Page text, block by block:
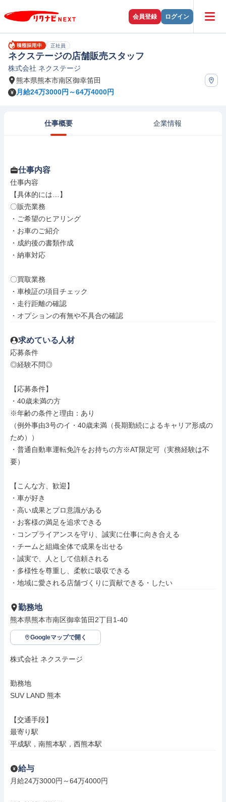
会員登録 ログイン
正社員
ネクステージの店舗販売スタッフ
株式会社 ネクステージ
熊本県熊本市南区御幸笛田
月給24万3000円～64万4000円
仕事概要 企業情報
仕事内容
仕事内容
【具体的には…】
〇販売業務
・ご希望のヒアリング
・お車のご紹介
・成約後の書類作成
・納車対応
〇買取業務
・車検証の項目チェック
・走行距離の確認
・オプションの有無や不具合の確認
求めている人材
応募条件
◎経験不問◎
【応募条件】
・40歳未満の方
※年齢の条件と理由：あり
（例外事由3号のイ・40歳未満（長期勤続によるキャリア形成の
ため））
・普通自動車運転免許をお持ちの方※AT限定可（実務経験は不
要）
【こんな方、歓迎】
・車が好き
・高い成果とプロ意識がある
・お客様の満足を追求できる
・コンプライアンスを守り、誠実に仕事に向き合える
・チームと組織全体で成果を出せる
・誠実で、人として信頼される
・多様性を尊重し、柔軟に吸収できる
・地域に愛される店舗づくりに貢献できる・したい
勤務地
熊本県熊本市南区御幸笛田2丁目1-40
Googleマップで開く
株式会社 ネクステージ
勤務地
SUV LAND 熊本
【交通手段】
最寄り駅
平成駅，南熊本駅，西熊本駅
給与
月給24万3000円～64万4000円